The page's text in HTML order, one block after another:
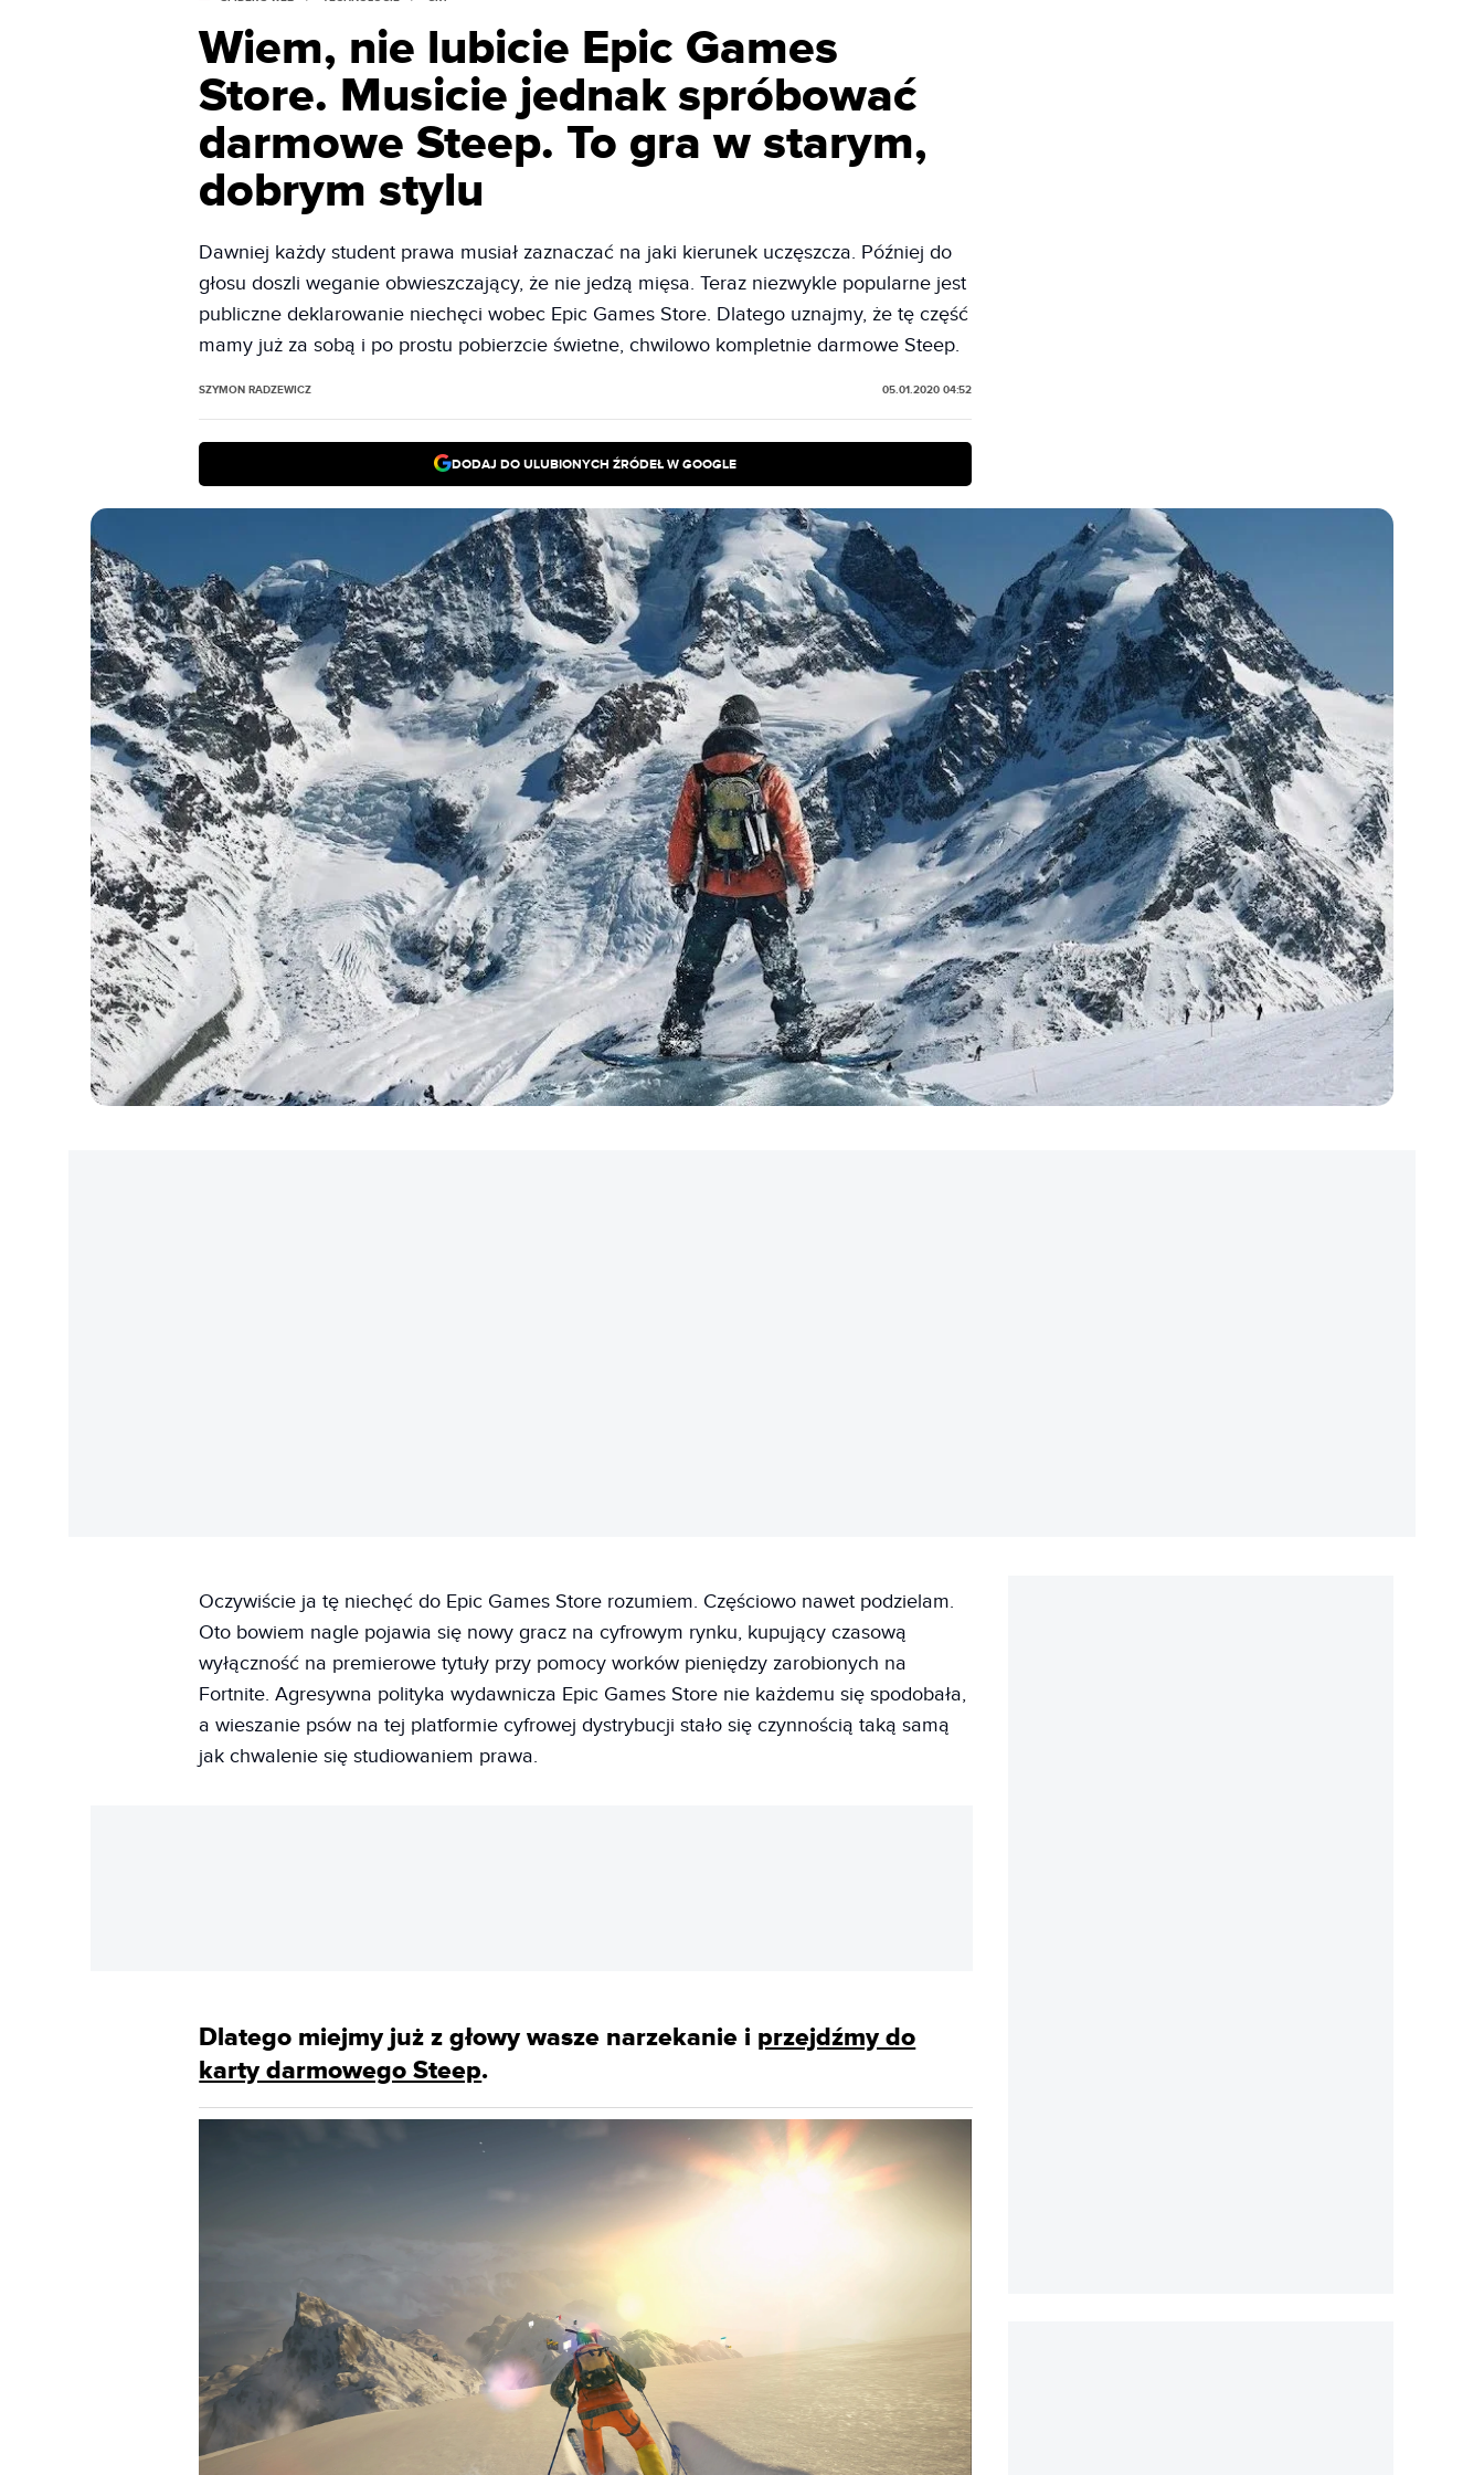
Wiem, nie lubicie Epic Games
Store. Musicie jednak spróbować
darmowe Steep. To gra w starym,
dobrym stylu
Dawniej każdy student prawa musiał zaznaczać na jaki kierunek uczęszcza. Później do
głosu doszli weganie obwieszczający, że nie jedzą mięsa. Teraz niezwykle popularne jest
publiczne deklarowanie niechęci wobec Epic Games Store. Dlatego uznajmy, że tę część
mamy już za sobą i po prostu pobierzcie świetne, chwilowo kompletnie darmowe Steep.
SZYMON RADZEWICZ 05.01.2020 04:52
DODAJ DO ULUBIONYCH ŹRÓDEŁ W GOOGLE
Oczywiście ja tę niechęć do Epic Games Store rozumiem. Częściowo nawet podzielam.
Oto bowiem nagle pojawia się nowy gracz na cyfrowym rynku, kupujący czasową
wyłączność na premierowe tytuły przy pomocy worków pieniędzy zarobionych na
Fortnite. Agresywna polityka wydawnicza Epic Games Store nie każdemu się spodobała,
a wieszanie psów na tej platformie cyfrowej dystrybucji stało się czynnością taką samą
jak chwalenie się studiowaniem prawa.
Dlatego miejmy już z głowy wasze narzekanie i przejdźmy do
karty darmowego Steep.